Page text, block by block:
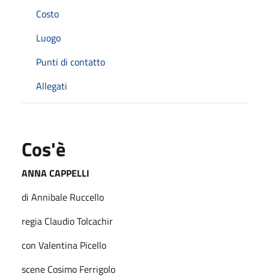
Costo
Luogo
Punti di contatto
Allegati
Cos'è
ANNA CAPPELLI
di Annibale Ruccello
regia Claudio Tolcachir
con Valentina Picello
scene Cosimo Ferrigolo